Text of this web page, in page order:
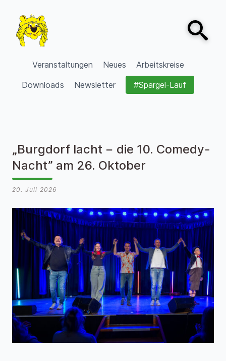
VVV Burgdorf
Veranstaltungen Neues
Arbeitskreise
Downloads
Newsletter #Spargel-Lauf
Open
„Burgdorf lacht − die 10. Comedy-
Nacht” am 26. Oktober
20. Juli 2026